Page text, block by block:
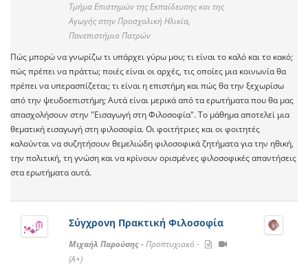
Τμήμα Επιστημών της Εκπαίδευσης και της
Αγωγής στην Προσχολική Ηλικία,
Πανεπιστήμιο Πατρών
Πώς μπορώ να γνωρίζω τι υπάρχει γύρω μου; τι είναι το καλό και το κακό;
πώς πρέπει να πράττω; ποιές είναι οι αρχές, τις οποίες μια κοινωνία θα
πρέπει να υπερασπίζεται; τι είναι η επιστήμη και πώς θα την ξεχωρίσω
από την ψευδοεπιστήμη; Αυτά είναι μερικά από τα ερωτήματα που θα μας
απασχολήσουν στην "Εισαγωγή στη Φιλοσοφία". Το μάθημα αποτελεί μια
θεματική εισαγωγή στη φιλοσοφία. Οι φοιτήτριες και οι φοιτητές
καλούνται να συζητήσουν θεμελιώδη φιλοσοφικά ζητήματα για την ηθική,
την πολιτική, τη γνώση και να κρίνουν ορισμένες φιλοσοφικές απαντήσεις
στα ερωτήματα αυτά.
Σύγχρονη Πρακτική Φιλοσοφία
Μιχαήλ Παρούσης -Προπτυχιακό -
(A+)